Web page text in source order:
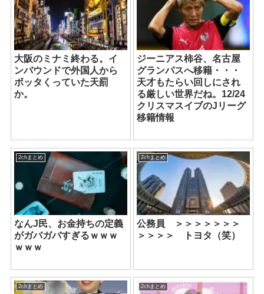
大阪のミナミ終わる。イ
ンバウンドで外国人から
ボッタくっていた天罰
か。
ジーニアス柿谷、名古屋
グランパスへ移籍・・・
天才もたらい回しにされ
る厳しい世界だね。12/24
クリスマスイブのJリーグ
移籍情報
2chまとめ
なんJ民、お金持ちの定義
がガバガバすぎるｗｗｗ
ｗｗｗ
2chまとめ
公務員 ＞＞＞＞＞＞＞
＞＞＞＞ トヨタ（笑）
2chまとめ 2chまとめ